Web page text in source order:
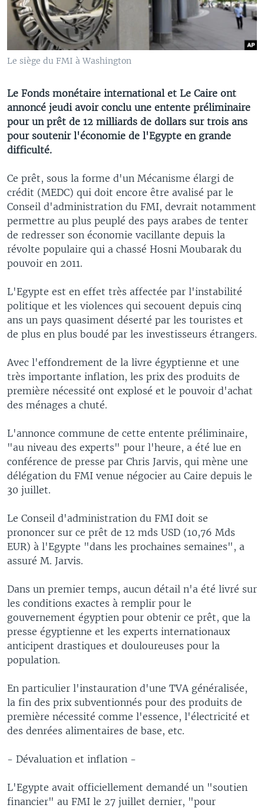
Le siège du FMI à Washington
Le Fonds monétaire international et Le Caire ont
annoncé jeudi avoir conclu une entente préliminaire
pour un prêt de 12 milliards de dollars sur trois ans
pour soutenir l'économie de l'Egypte en grande
difficulté.
Ce prêt, sous la forme d'un Mécanisme élargi de
crédit (MEDC) qui doit encore être avalisé par le
Conseil d'administration du FMI, devrait notamment
permettre au plus peuplé des pays arabes de tenter
de redresser son économie vacillante depuis la
révolte populaire qui a chassé Hosni Moubarak du
pouvoir en 2011.
L'Egypte est en effet très affectée par l'instabilité
politique et les violences qui secouent depuis cinq
ans un pays quasiment déserté par les touristes et
de plus en plus boudé par les investisseurs étrangers.
Avec l'effondrement de la livre égyptienne et une
très importante inflation, les prix des produits de
première nécessité ont explosé et le pouvoir d'achat
des ménages a chuté.
L'annonce commune de cette entente préliminaire,
"au niveau des experts" pour l'heure, a été lue en
conférence de presse par Chris Jarvis, qui mène une
délégation du FMI venue négocier au Caire depuis le
30 juillet.
Le Conseil d'administration du FMI doit se
prononcer sur ce prêt de 12 mds USD (10,76 Mds
EUR) à l'Egypte "dans les prochaines semaines", a
assuré M. Jarvis.
Dans un premier temps, aucun détail n'a été livré sur
les conditions exactes à remplir pour le
gouvernement égyptien pour obtenir ce prêt, que la
presse égyptienne et les experts internationaux
anticipent drastiques et douloureuses pour la
population.
En particulier l'instauration d'une TVA généralisée,
la fin des prix subventionnés pour des produits de
première nécessité comme l'essence, l'électricité et
des denrées alimentaires de base, etc.
- Dévaluation et inflation -
L'Egypte avait officiellement demandé un "soutien
financier" au FMI le 27 juillet dernier, "pour